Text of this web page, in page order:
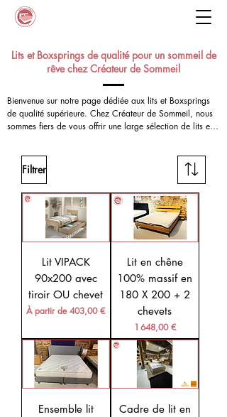
Lits et Boxsprings de qualité pour un sommeil de
rêve chez Créateur de Sommeil
Bienvenue sur notre page dédiée aux lits et Boxsprings
de qualité supérieure. Chez Créateur de Sommeil, nous
sommes fiers de vous offrir une large sélection de lits et
convaincus que le choix du bon lit est essentiel pour un
sommeil réparateur et une santé optimale. C'est pourquoi
nous nous engageons à vous offrir un accompagnement
personnalisé pour vous aider à trouver le lit parfait qui
répondra à vos besoins et à vos préférences. Profitez de
notre livraison rapide et gratuite pour transformer votre
chambre en véritable oasis de détente.
Filtrer
Lit VIPACK
90x200 avec
tiroir OU chevet
À partir de403,00 €
Prix promotionnel
Lit en chêne
100% massif en
180 X 200 + 2
chevets
Prix
1 648,00 €
Ensemble lit
Cadre de lit en